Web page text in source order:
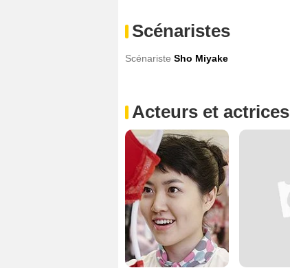
Scénaristes
Scénariste Sho Miyake
Acteurs et actrices